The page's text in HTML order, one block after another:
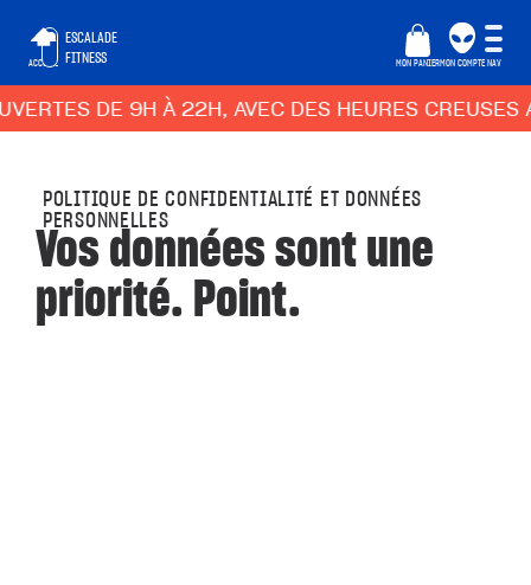
ACCUEIL
ESCALADE
FITNESS
MON PANIERMON COMPTE NAV
9H À 22H, AVEC DES HEURES CREUSES
POLITIQUE DE CONFIDENTIALITÉ ET DONNÉES
PERSONNELLES
Vos données sont une
priorité. Point.